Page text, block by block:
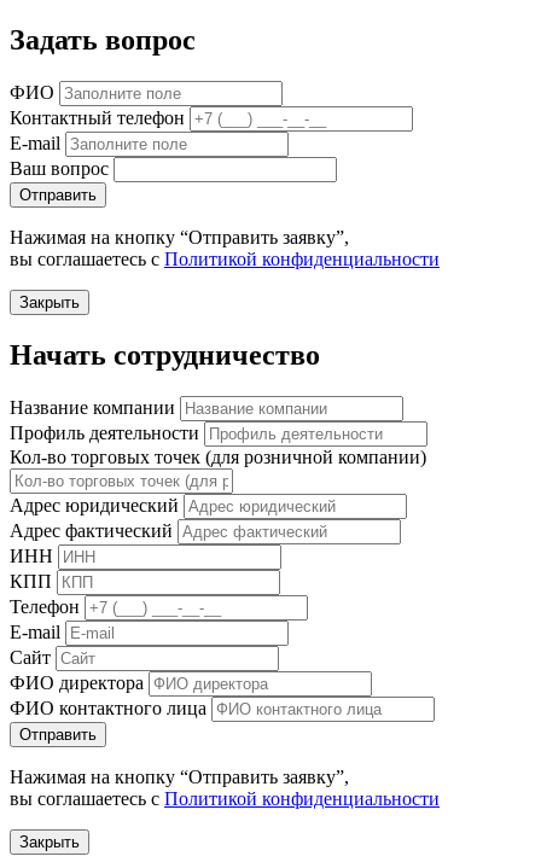
Задать вопрос
ФИО
Контактный телефон
E-mail
Ваш вопрос
Отправить
Нажимая на кнопку “Отправить заявку”,
вы соглашаетесь с Политикой конфиденциальности
Закрыть
Начать сотрудничество
Название компании
Профиль деятельности
Кол-во торговых точек (для розничной компании)
Адрес юридический
Адрес фактический
ИНН
КПП
Телефон
E-mail
Сайт
ФИО директора
ФИО контактного лица
Отправить
Нажимая на кнопку “Отправить заявку”,
вы соглашаетесь с Политикой конфиденциальности
Закрыть